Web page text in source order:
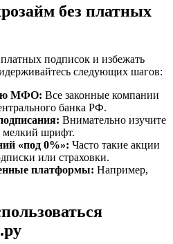
без платных
подписок и избежать
следующих шагов:
МФО: Все законные компании
банка РФ.
Внимательно изучите
мелкий шрифт.
«под 0%»: Часто такие акции
или страховки.
платформы: Например,